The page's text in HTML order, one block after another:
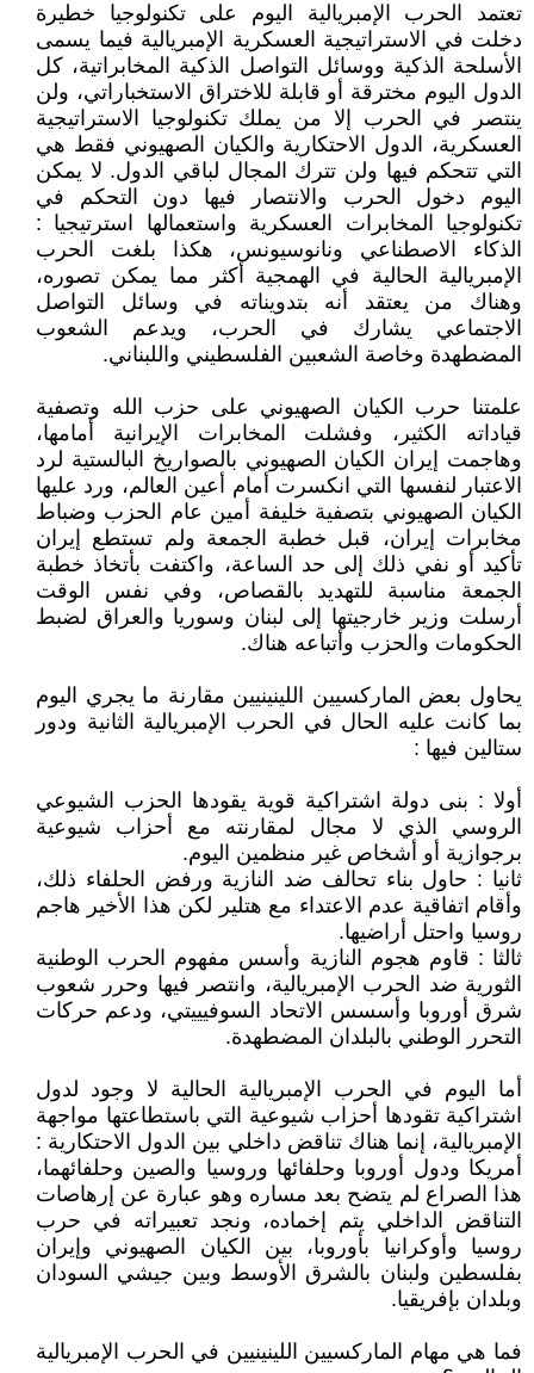
تعتمد الحرب الإمبريالية اليوم على تكنولوجيا خطيرة
دخلت في الاستراتيجية العسكرية الإمبريالية فيما يسمى
الأسلحة الذكية ووسائل التواصل الذكية المخابراتية، كل
الدول اليوم مخترقة أو قابلة للاختراق الاستخباراتي، ولن
ينتصر في الحرب إلا من يملك تكنولوجيا الاستراتيجية
العسكرية، الدول الاحتكارية والكيان الصهيوني فقط هي
التي تتحكم فيها ولن تترك المجال لباقي الدول. لا يمكن
اليوم دخول الحرب والانتصار فيها دون التحكم في
تكنولوجيا المخابرات العسكرية واستعمالها استرتيجيا :
الذكاء الاصطناعي ونانوسيونس، هكذا بلغت الحرب
الإمبريالية الحالية في الهمجية أكثر مما يمكن تصوره،
وهناك من يعتقد أنه بتدويناته في وسائل التواصل
الاجتماعي يشارك في الحرب، ويدعم الشعوب
المضطهدة وخاصة الشعبين الفلسطيني واللبناني.
علمتنا حرب الكيان الصهيوني على حزب الله وتصفية
قياداته الكثير، وفشلت المخابرات الإيرانية أمامها،
وهاجمت إيران الكيان الصهيوني بالصواريخ البالستية لرد
الاعتبار لنفسها التي انكسرت أمام أعين العالم، ورد عليها
الكيان الصهيوني بتصفية خليفة أمين عام الحزب وضباط
مخابرات إيران، قبل خطبة الجمعة ولم تستطع إيران
تأكيد أو نفي ذلك إلى حد الساعة، واكتفت بأتخاذ خطبة
الجمعة مناسبة للتهديد بالقصاص، وفي نفس الوقت
أرسلت وزير خارجيتها إلى لبنان وسوريا والعراق لضبط
الحكومات والحزب وأتباعه هناك.
يحاول بعض الماركسيين اللينينيين مقارنة ما يجري اليوم
بما كانت عليه الحال في الحرب الإمبريالية الثانية ودور
ستالين فيها :
أولا : بنى دولة اشتراكية قوية يقودها الحزب الشيوعي
الروسي الذي لا مجال لمقارنته مع أحزاب شيوعية
برجوازية أو أشخاص غير منظمين اليوم.
ثانيا : حاول بناء تحالف ضد النازية ورفض الحلفاء ذلك،
وأقام اتفاقية عدم الاعتداء مع هتلير لكن هذا الأخير هاجم
روسيا واحتل أراضيها.
ثالثا : قاوم هجوم النازية وأسس مفهوم الحرب الوطنية
الثورية ضد الحرب الإمبريالية، وانتصر فيها وحرر شعوب
شرق أوروبا وأسسس الاتحاد السوفيييتي، ودعم حركات
التحرر الوطني بالبلدان المضطهدة.
أما اليوم في الحرب الإمبريالية الحالية لا وجود لدول
اشتراكية تقودها أحزاب شيوعية التي باستطاعتها مواجهة
الإمبريالية، إنما هناك تناقض داخلي بين الدول الاحتكارية :
أمريكا ودول أوروبا وحلفائها وروسيا والصين وحلفائهما،
هذا الصراع لم يتضح بعد مساره وهو عبارة عن إرهاصات
التناقض الداخلي يتم إخماده، ونجد تعبيراته في حرب
روسيا وأوكرانيا بأوروبا، بين الكيان الصهيوني وإيران
بفلسطين ولبنان بالشرق الأوسط وبين جيشي السودان
وبلدان بإفريقيا.
فما هي مهام الماركسيين اللينينيين في الحرب الإمبريالية